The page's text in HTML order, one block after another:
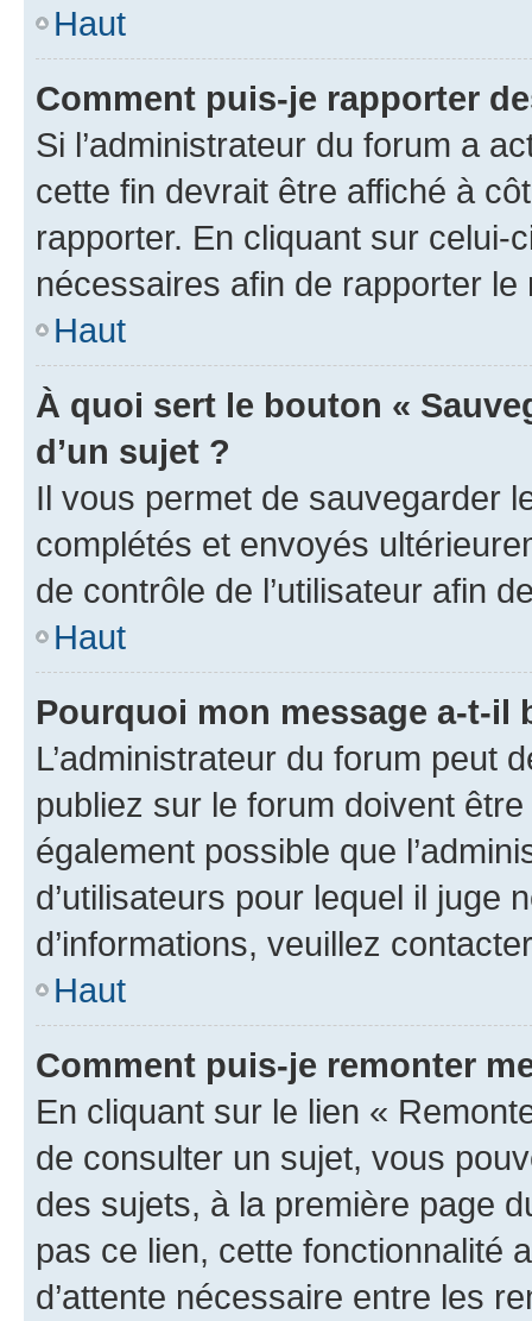
Haut
Comment puis-je rapporter
Si l’administrateur du forum a
cette fin devrait être affiché à
rapporter. En cliquant sur
nécessaires afin de rapporter le
Haut
À quoi sert le bouton «
d’un sujet ?
Il vous permet de sauvegarder
complétés et envoyés
de contrôle de l’utilisateur afin
Haut
Pourquoi mon message a-t-il
L’administrateur du forum peut
publiez sur le forum doivent
également possible que
d’utilisateurs pour lequel il juge
d’informations, veuillez
Haut
Comment puis-je remonter
En cliquant sur le lien «
de consulter un sujet, vous
des sujets, à la première page
pas ce lien, cette fonctionnalité
d’attente nécessaire entre les